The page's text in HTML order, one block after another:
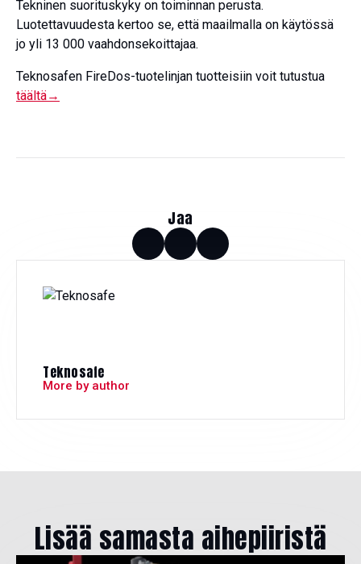
Tekninen suorituskyky on toiminnan perusta.
Luotettavuudesta kertoo se, että maailmalla on käytössä
jo yli 13 000 vaahdonsekoittajaa.
Teknosafen FireDos-tuotelinjan tuotteisiin voit tutustua
täältä→
Jaa
Teknosafe
More by author
Lisää samasta aihepiiristä